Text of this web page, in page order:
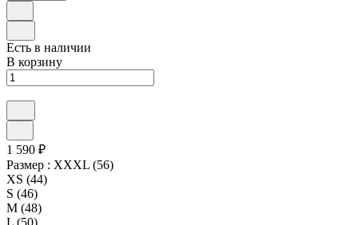
Есть в наличии
В корзину
1 590 ₽
Размер : XXXL (56)
XS (44)
S (46)
M (48)
L (50)